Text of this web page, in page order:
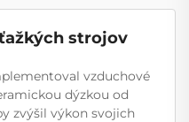
strojov
vzduchové
dýzkou od
zvýšil výkon svojich